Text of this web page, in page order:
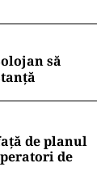
să
de planul
de